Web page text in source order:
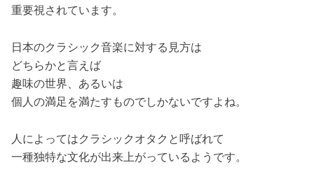
重要視されています。
日本のクラシック音楽に対する見方は
どちらかと言えば
趣味の世界、あるいは
個人の満足を満たすものでしかないですよね。
人によってはクラシックオタクと呼ばれて
一種独特な文化が出来上がっているようです。